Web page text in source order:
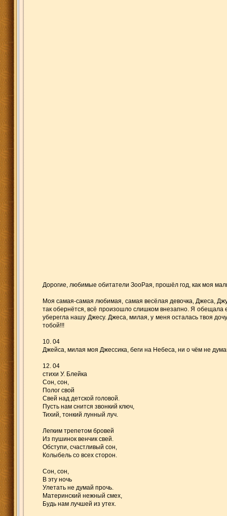
Дорогие, любимые обитатели ЗооРая, прошёл год, как моя
Моя самая-самая любимая, самая весёлая девочка, Джеса,
так обернётся, всё произошло слишком внезапно. Я обещала
уберегла нашу Джесу. Джеса, милая, у меня осталась твоя
тобой!!!
10. 04
Джейса, милая моя Джессика, беги на Небеса, ни о чём не
12. 04
стихи У. Блейка
Сон, сон,
Полог свой
Свей над детской головой.
Пусть нам снится звонкий ключ,
Тихий, тонкий лунный луч.
Легким трепетом бровей
Из пушинок венчик свей.
Обступи, счастливый сон,
Колыбель со всех сторон.
Сон, сон,
В эту ночь
Улетать не думай прочь.
Материнский нежный смех,
Будь нам лучшей из утех.